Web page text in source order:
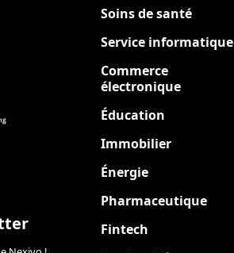
Soins de santé
Service informatique
Commerce
électronique
Éducation
Immobilier
Énergie
Pharmaceutique
Fintech